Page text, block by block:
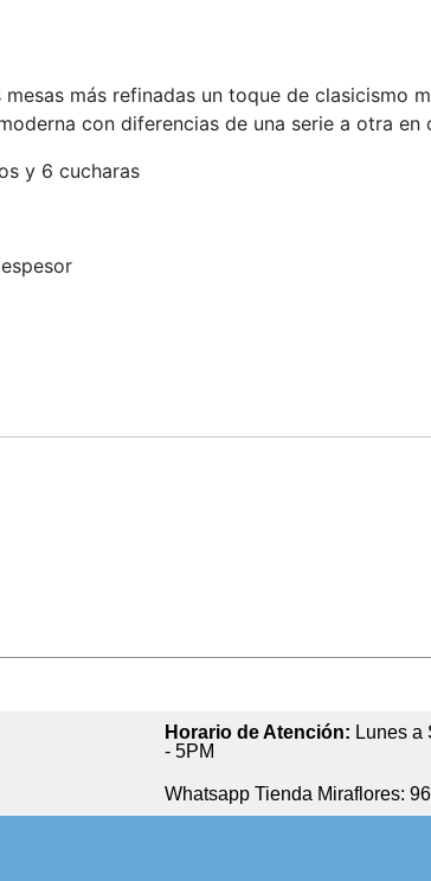
más refinadas un toque de clasicismo
con diferencias de una serie a otra en
y 6 cucharas
Horario de Atención: Lunes a
- 5PM
Whatsapp Tienda Miraflores: